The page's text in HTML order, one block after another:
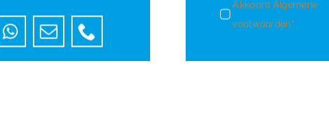
Akkoord Algemene
voorwaarden*